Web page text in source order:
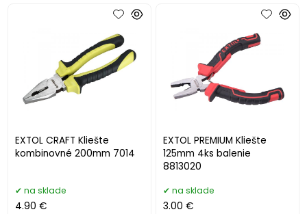
EXTOL CRAFT Kliešte
kombinovné 200mm 7014
na sklade
4.90 €
EXTOL PREMIUM Kliešte
125mm 4ks balenie
8813020
na sklade
3.00 €